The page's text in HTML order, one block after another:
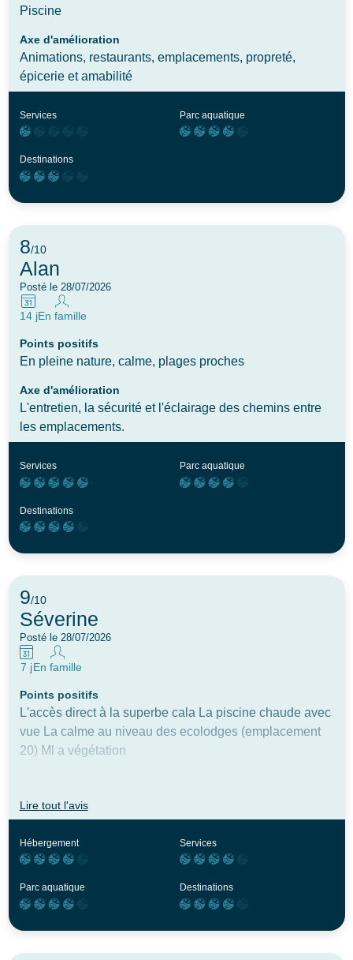
Piscine
Axe d'amélioration
Animations, restaurants, emplacements, propreté,
épicerie et amabilité
Services Parc aquatique
Destinations
8/10
Alan
Posté le 28/07/2026
14 jEn famille
Points positifs
En pleine nature, calme, plages proches
Axe d'amélioration
L'entretien, la sécurité et l'éclairage des chemins entre
les emplacements.
Services Parc aquatique
Destinations
9/10
Séverine
Posté le 28/07/2026
7 jEn famille
Points positifs
L'accès direct à la superbe cala La piscine chaude avec
vue La calme au niveau des ecolodges (emplacement
20) Ml a végétation
Vérifier la quantité de vaisselle dispo
Lire tout l'avis
Hébergement Services
Parc aquatique Destinations